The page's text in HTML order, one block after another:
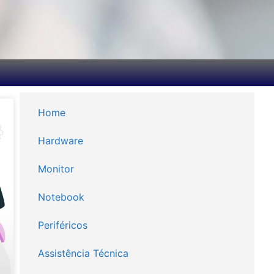
Home
Hardware
Monitor
Notebook
Periféricos
Assistência Técnica